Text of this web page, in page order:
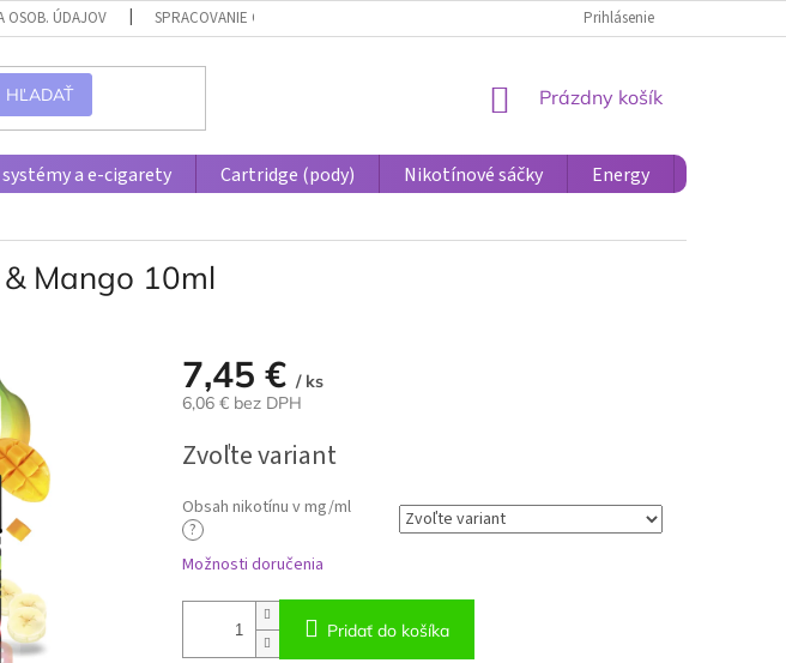
OSOB. ÚDAJOV SPRACOVANIE OSOBNÝCH ÚDAJOV PRE ÚČASTNÍCKE KONTO REKLAMÁCIE A VRÁTENIE
Prihlásenie
HĽADAŤ
NÁKUPNÝ
Prázdny košík
systémy a e-cigarety Cartridge (pody) Nikotínové sáčky Energy
Mango 10ml
7,45 € / ks
6,06 € bez DPH
cena:
Zvoľte variant
Obsah nikotínu v mg/ml
?
Možnosti doručenia
Pridať do košíka